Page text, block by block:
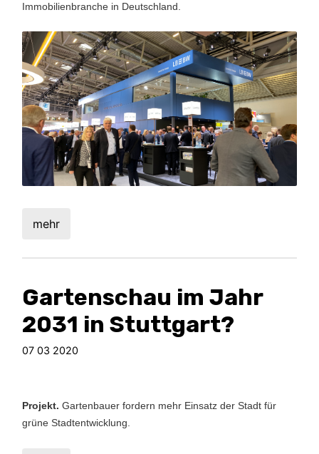
Immobilienbranche in Deutschland.
mehr
Gartenschau im Jahr
2031 in Stuttgart?
07 03 2020
Projekt.Gartenbauer fordern mehr Einsatz der Stadt für
grüne Stadtentwicklung.